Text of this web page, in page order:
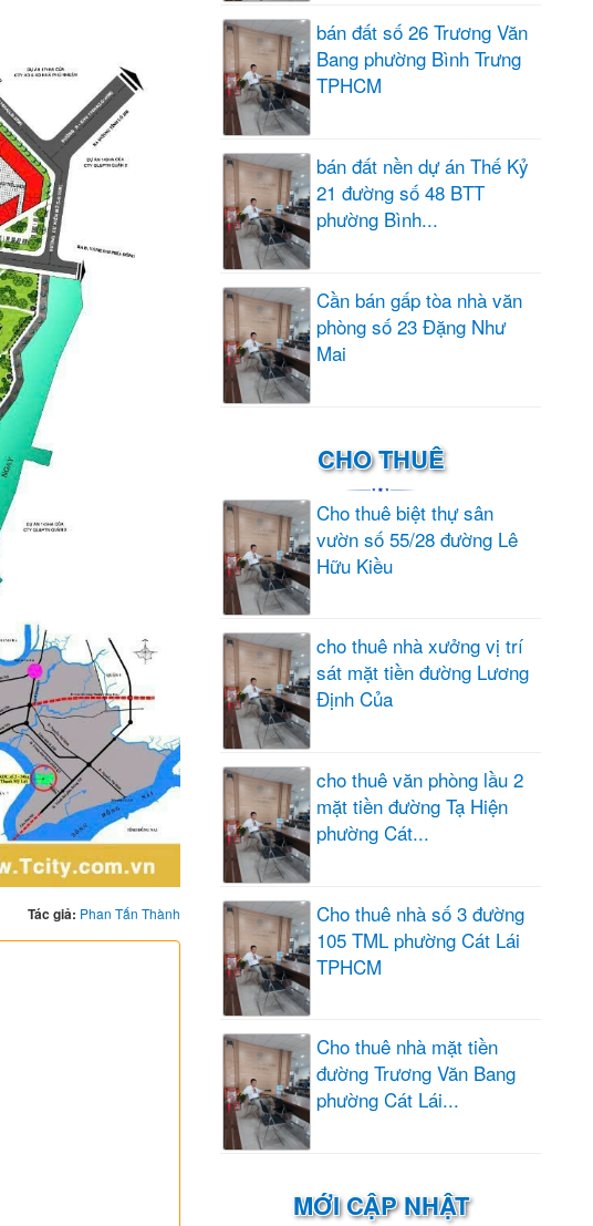
Tác giả: Phan Tấn Thành
bán đất số 26 Trương Văn
Bang phường Bình Trưng
TPHCM
bán đất nền dự án Thế Kỷ
21 đường số 48 BTT
phường Bình...
Cần bán gấp tòa nhà văn
phòng số 23 Đặng Như
Mai
CHO THUÊ
Cho thuê biệt thự sân
vườn số 55/28 đường Lê
Hữu Kiều
cho thuê nhà xưởng vị trí
sát mặt tiền đường Lương
Định Của
cho thuê văn phòng lầu 2
mặt tiền đường Tạ Hiện
phường Cát...
Cho thuê nhà số 3 đường
105 TML phường Cát Lái
TPHCM
Cho thuê nhà mặt tiền
đường Trương Văn Bang
phường Cát Lái...
MỚI CẬP NHẬT